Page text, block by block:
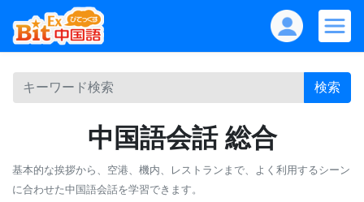
検索
中国語会話 総合
基本的な挨拶から、空港、機内、レストランまで、よく利用するシーン
に合わせた中国語会話を学習できます。